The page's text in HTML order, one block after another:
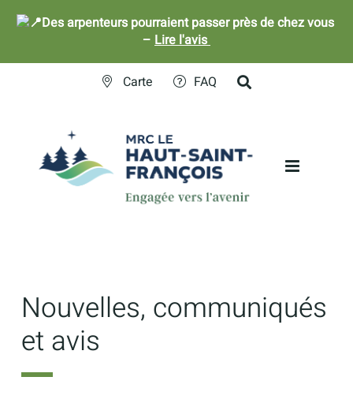
Des arpenteurs pourraient passer près de chez vous
– Lire l'avis
Carte FAQ
Nouvelles, communiqués
et avis